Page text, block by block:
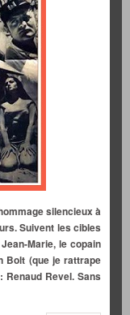
silencieux à
Suivent les cibles
Marie, le copain
Bolt (que je rattrape
Revel. Sans